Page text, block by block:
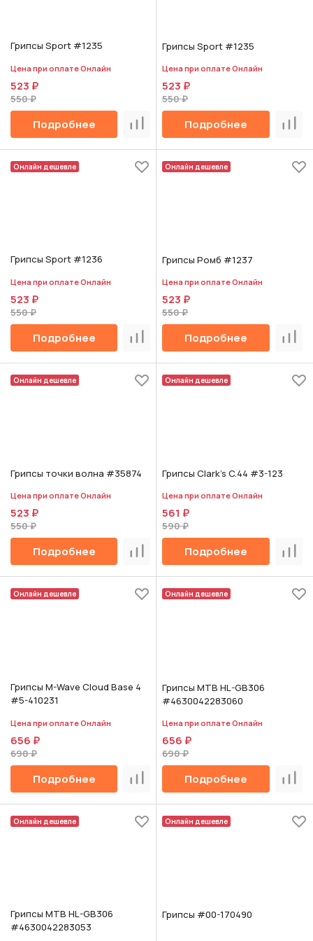
Грипсы Sport #1235
Цена при оплате Онлайн
523 ₽
550 ₽
Подробнее Сравнить
Грипсы Sport #1235
Цена при оплате Онлайн
523 ₽
550 ₽
Подробнее
Онлайн дешевле
Грипсы Sport #1236
Цена при оплате Онлайн
523 ₽
550 ₽
Подробнее Сравнить
Онлайн дешевле
Грипсы Ромб #1237
Цена при оплате Онлайн
523 ₽
550 ₽
Подробнее
Онлайн дешевле
Грипсы точки волна #35874
Цена при оплате Онлайн
523 ₽
550 ₽
Подробнее Сравнить
Онлайн дешевле
Грипсы Clark's C.44 #3-123
Цена при оплате Онлайн
561 ₽
590 ₽
Подробнее
Онлайн дешевле
Грипсы M-Wave Cloud Base 4
#5-410231
Цена при оплате Онлайн
656 ₽
690 ₽
Подробнее Сравнить
Онлайн дешевле
Грипсы MTB HL-GB306
#4630042283060
Цена при оплате Онлайн
656 ₽
690 ₽
Подробнее
Онлайн дешевле
Грипсы MTB HL-GB306
#4630042283053
Онлайн дешевле
Грипсы #00-170490